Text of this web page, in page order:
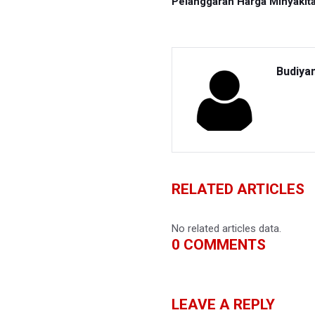
RELATED ARTICLES
No related articles data.
0 COMMENTS
LEAVE A REPLY